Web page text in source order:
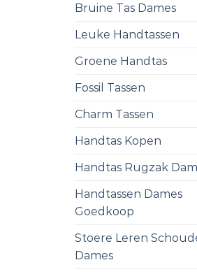
Bruine Tas Dames
Leuke Handtassen
Groene Handtas
Fossil Tassen
Charm Tassen
Handtas Kopen
Handtas Rugzak
Handtassen Dames
Goedkoop
Stoere Leren
Dames